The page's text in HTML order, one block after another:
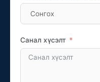
Санал хүсэлт